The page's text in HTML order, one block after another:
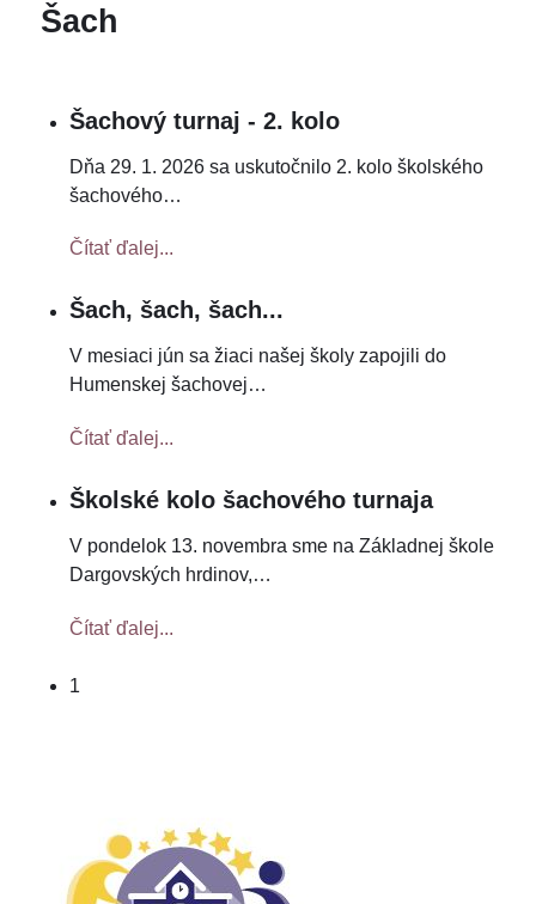
Šach
Šachový turnaj - 2. kolo
Dňa 29. 1. 2026 sa uskutočnilo 2. kolo školského
šachového…
Čítať ďalej...
Šach, šach, šach...
V mesiaci jún sa žiaci našej školy zapojili do
Humenskej šachovej…
Čítať ďalej...
Školské kolo šachového turnaja
V pondelok 13. novembra sme na Základnej škole
Dargovských hrdinov,…
Čítať ďalej...
1